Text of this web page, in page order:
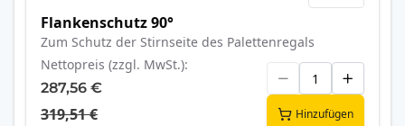
Flankenschutz 90°
Zum Schutz der Stirnseite des Palettenregals
Nettopreis (zzgl. MwSt.)
287,56 €
319,51 € Hinzufügen